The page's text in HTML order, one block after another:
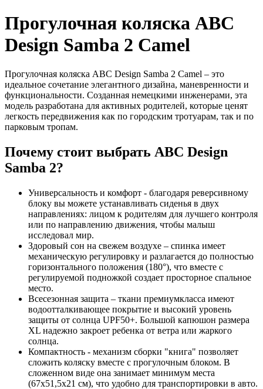
Прогулочная коляска ABC
Design Samba 2 Camel
Прогулочная коляска ABC Design Samba 2 Camel – это
идеальное сочетание элегантного дизайна, маневренности и
функциональности. Созданная немецкими инженерами, эта
модель разработана для активных родителей, которые ценят
легкость передвижения как по городским тротуарам, так и по
парковым тропам.
Почему стоит выбрать ABC Design
Samba 2?
Универсальность и комфорт - благодаря реверсивному
блоку вы можете устанавливать сиденья в двух
направлениях: лицом к родителям для лучшего контроля
или по направлению движения, чтобы малыш
исследовал мир.
Здоровый сон на свежем воздухе – спинка имеет
механическую регулировку и разлагается до полностью
горизонтального положения (180°), что вместе с
регулируемой подножкой создает просторное спальное
место.
Всесезонная защита – ткани премиумкласса имеют
водоотталкивающее покрытие и высокий уровень
защиты от солнца UPF50+. Большой капюшон размера
XL надежно закроет ребенка от ветра или жаркого
солнца.
Компактность - механизм сборки "книга" позволяет
сложить коляску вместе с прогулочным блоком. В
сложенном виде она занимает минимум места
(67x51,5x21 см), что удобно для транспортировки в авто.